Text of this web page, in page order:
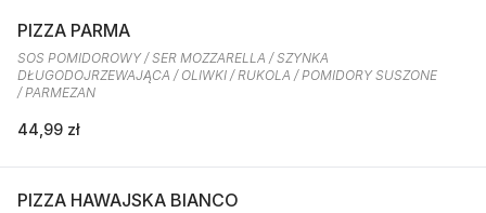
PIZZA PARMA
SOS POMIDOROWY / SER MOZZARELLA / SZYNKA
DŁUGODOJRZEWAJĄCA / OLIWKI / RUKOLA / POMIDORY SUSZONE
/ PARMEZAN
44,99 zł
PIZZA HAWAJSKA BIANCO